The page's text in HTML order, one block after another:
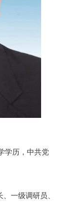
学历，中共党
一级调研员、